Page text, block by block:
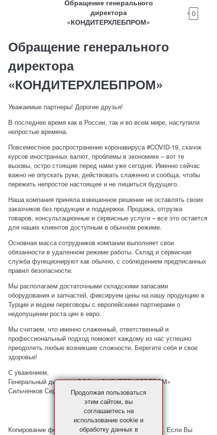
Обращение генерального
директора
«КОНДИТЕРХЛЕБПРОМ»
0
Обращение генерального
директора
«КОНДИТЕРХЛЕБПРОМ»
Уважаемые партнеры! Дорогие друзья!
В последнее время как в России, так и во всем мире, наступили
непростые времена.
Повсеместное распространение коронавируса #COVID-19, скачок
курсов иностранных валют, проблемы в экономике – вот те
вызовы, остро стоящие перед нами уже сегодня. Именно сейчас
важно не опускать руки, действовать слаженно и сообща, чтобы
пережить непростое настоящее и не лишиться будущего.
Наша компания приняла взвешенное решение не оставлять своих
заказчиков без продукции и поддержки. Продажа, отгрузка
товаров, консультационные и сервисные услуги – все это остается
для наших клиентов доступным в обычном режиме.
Основная масса сотрудников компании выполняет свои
обязанности в удаленном режиме работы. Склад и сервисная
служба функционируют как обычно, с соблюдением предписанных
правил безопасности.
Мы располагаем достаточными складскими запасами
оборудования и запчастей, фиксируем цены на нашу продукцию в
Турции и ведем переговоры с европейскими партнерами о
недопущении роста цен в евро.
Мы считаем, что именно слаженный, ответственный и
профессиональный подход поможет каждому из нас успешно
преодолеть любые возникшие сложности. Берегите себя и свое
здоровье!
С уважением,
Генеральный директор ООО «КОНДИТЕРХЛЕБПРОМ»
Сильченков Сергей Владимирович
Копирование фото и материалов с сайта запрещено. Если Вы
Продолжая пользоваться
этим сайтом, вы
соглашаетесь на
использование cookie и
обработку данных в